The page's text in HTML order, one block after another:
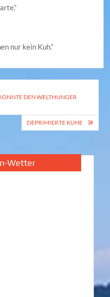
nur kein Kuh.“
DEN WELTHUNGER
DEPRIMIERTE KÜHE
Wetter